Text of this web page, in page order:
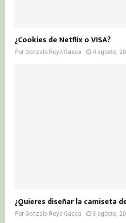
¿Cookies de Netflix o VISA?
Por Gonzalo Royo Gasca 4 agosto,
¿Quieres diseñar la camiseta
Por Gonzalo Royo Gasca 3 agosto,